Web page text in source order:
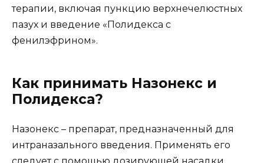
терапии, включая пункцию верхнечелюстных
пазух и введение «Полидекса с
фенилэфрином».
Как принимать Назонекс и
Полидекса?
Назонекс – препарат, предназначенный для
интраназального введения. Применять его
следует с помощью дозирующей насадки,